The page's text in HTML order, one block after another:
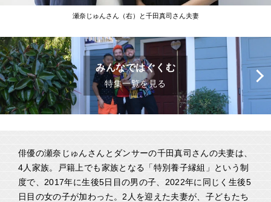
瀬奈じゅんさん（右）と千田真司さん夫妻
みんなではぐくむ
特集一覧を見る
俳優の瀬奈じゅんさんとダンサーの千田真司さんの夫妻は、
4人家族。戸籍上でも家族となる「特別養子縁組」という制
度で、2017年に生後5日目の男の子、2022年に同じく生後5
日目の女の子が加わった。2人を迎えた夫妻が、子どもたち